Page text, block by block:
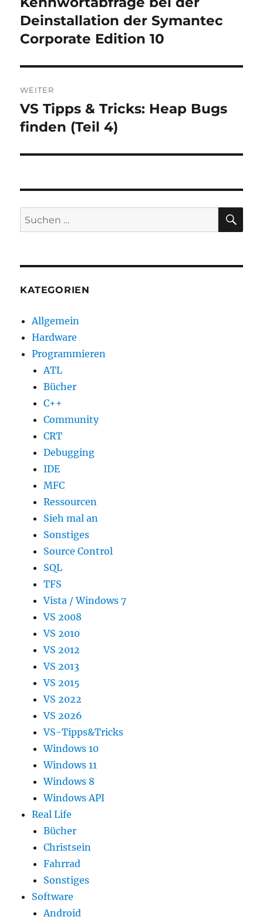
Beitrag:
Deinstallation der Symantec
Corporate Edition 10
WEITER
Nächster
Beitrag:
VS Tipps & Tricks: Heap Bugs
finden (Teil 4)
Suchen
nach:
KATEGORIEN
Allgemein
Hardware
Programmieren
ATL
Bücher
C++
Community
CRT
Debugging
IDE
MFC
Ressourcen
Sieh mal an
Sonstiges
Source Control
SQL
TFS
Vista / Windows 7
VS 2008
VS 2010
VS 2012
VS 2013
VS 2015
VS 2022
VS 2026
VS-Tipps&Tricks
Windows 10
Windows 11
Windows 8
Windows API
Real Life
Bücher
Christsein
Fahrrad
Sonstiges
Software
Android